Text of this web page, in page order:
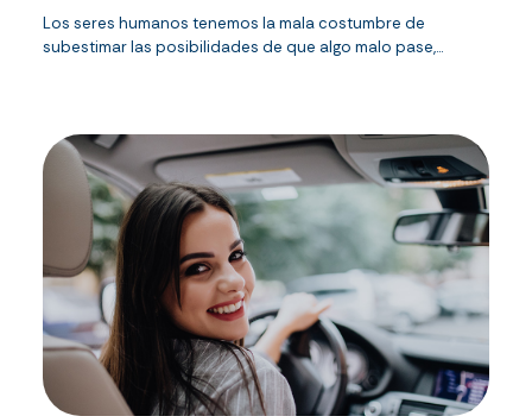
Los seres humanos tenemos la mala costumbre de
subestimar las posibilidades de que algo malo pase,...